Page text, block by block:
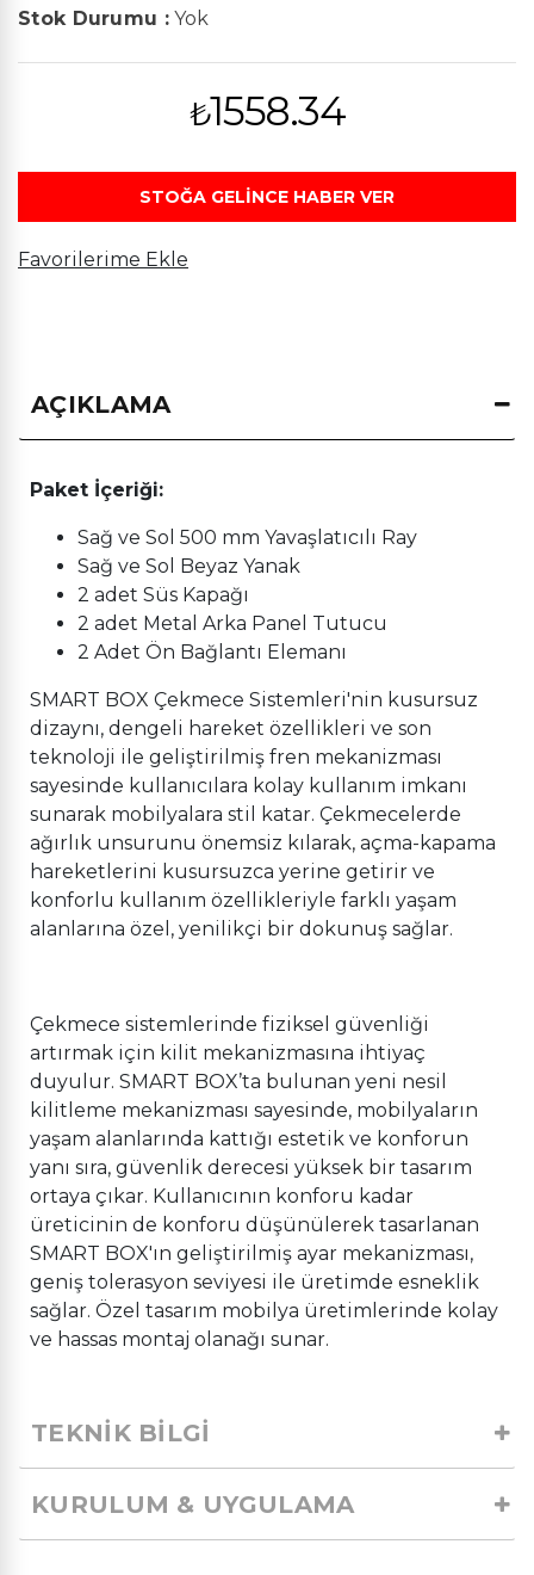
Stok Durumu : Yok
₺1558.34
STOĞA GELİNCE HABER VER
Favorilerime Ekle
AÇIKLAMA
Paket İçeriği:
Sağ ve Sol 500 mm Yavaşlatıcılı Ray
Sağ ve Sol Beyaz Yanak
2 adet Süs Kapağı
2 adet Metal Arka Panel Tutucu
2 Adet Ön Bağlantı Elemanı
SMART BOX Çekmece Sistemleri'nin kusursuz
dizaynı, dengeli hareket özellikleri ve son
teknoloji ile geliştirilmiş fren mekanizması
sayesinde kullanıcılara kolay kullanım imkanı
sunarak mobilyalara stil katar. Çekmecelerde
ağırlık unsurunu önemsiz kılarak, açma-kapama
hareketlerini kusursuzca yerine getirir ve
konforlu kullanım özellikleriyle farklı yaşam
alanlarına özel, yenilikçi bir dokunuş sağlar.
Çekmece sistemlerinde fiziksel güvenliği
artırmak için kilit mekanizmasına ihtiyaç
duyulur. SMART BOX’ta bulunan yeni nesil
kilitleme mekanizması sayesinde, mobilyaların
yaşam alanlarında kattığı estetik ve konforun
yanı sıra, güvenlik derecesi yüksek bir tasarım
ortaya çıkar. Kullanıcının konforu kadar
üreticinin de konforu düşünülerek tasarlanan
SMART BOX'ın geliştirilmiş ayar mekanizması,
geniş tolerasyon seviyesi ile üretimde esneklik
sağlar. Özel tasarım mobilya üretimlerinde kolay
ve hassas montaj olanağı sunar.
TEKNİK BİLGİ
KURULUM & UYGULAMA